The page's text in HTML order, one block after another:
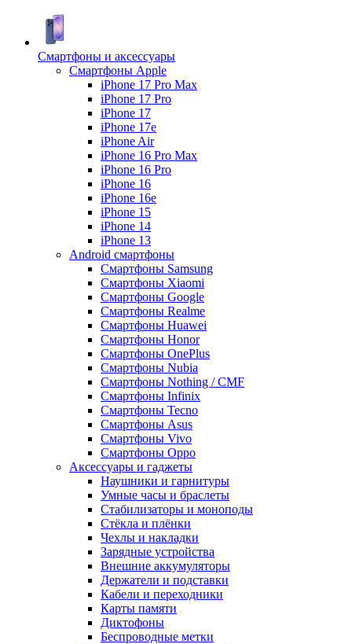
Смартфоны и аксессуары
Смартфоны Apple
iPhone 17 Pro Max
iPhone 17 Pro
iPhone 17
iPhone 17e
iPhone Air
iPhone 16 Pro Max
iPhone 16 Pro
iPhone 16
iPhone 16e
iPhone 15
iPhone 14
iPhone 13
Android cмартфоны
Смартфоны Samsung
Смартфоны Xiaomi
Смартфоны Google
Смартфоны Realme
Смартфоны Huawei
Смартфоны Honor
Смартфоны OnePlus
Смартфоны Nubia
Смартфоны Nothing / CMF
Смартфоны Infinix
Смартфоны Tecno
Смартфоны Asus
Смартфоны Vivo
Смартфоны Oppo
Аксессуары и гаджеты
Наушники и гарнитуры
Умные часы и браслеты
Стабилизаторы и моноподы
Стёкла и плёнки
Чехлы и накладки
Зарядные устройства
Внешние аккумуляторы
Держатели и подставки
Кабели и переходники
Карты памяти
Диктофоны
Беспроводные метки